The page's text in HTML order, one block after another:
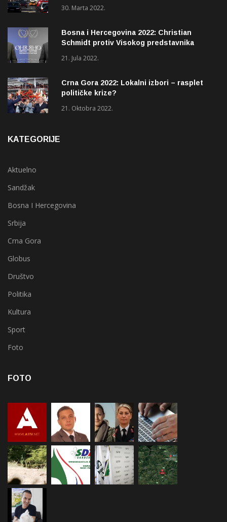
30. Marta 2022.
Bosna i Hercegovina 2022: Christian
Schmidt protiv Visokog predstavnika
21. Jula 2022.
Crna Gora 2022: Lokalni izbori – rasplet
političke krize?
21. Oktobra 2022.
KATEGORIJE
Aktuelno
Sandžak
Bosna I Hercegovina
Srbija
Crna Gora
Globus
Društvo
Politika
Kultura
Sport
Foto
FOTO